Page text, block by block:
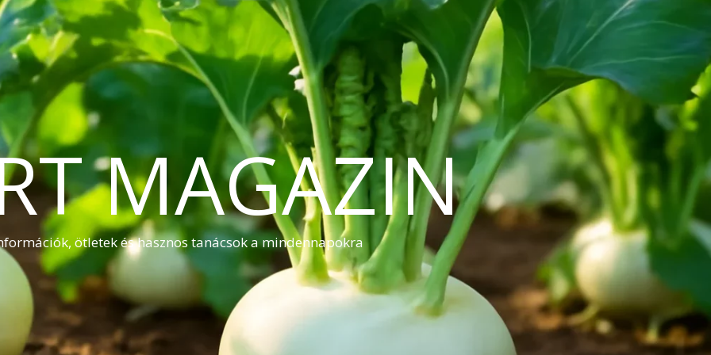
MAGAZIN
ötletek és hasznos tanácsok a mindennapokra